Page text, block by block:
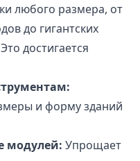
любого размера, от
до гигантских
достигается
и форму зданий
модулей: Упрощает